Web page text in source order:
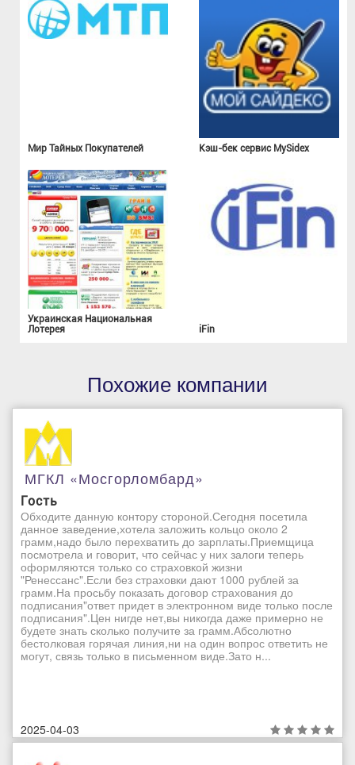
Мир Тайных Покупателей Кэш-бек сервис MySidex
Украинская Национальная
Лотерея
iFin
Похожие компании
МГКЛ «Мосгорломбард»
Гость
Обходите данную контору стороной.Сегодня посетила
данное заведение,хотела заложить кольцо около 2
грамм,надо было перехватить до зарплаты.Приемщица
посмотрела и говорит, что сейчас у них залоги теперь
оформляются только со страховкой жизни
"Ренессанс".Если без страховки дают 1000 рублей за
грамм.На просьбу показать договор страхования до
подписания"ответ придет в электронном виде только после
подписания".Цен нигде нет,вы никогда даже примерно не
будете знать сколько получите за грамм.Абсолютно
бестолковая горячая линия,ни на один вопрос ответить не
могут, связь только в письменном виде.Зато н...
2025-04-03